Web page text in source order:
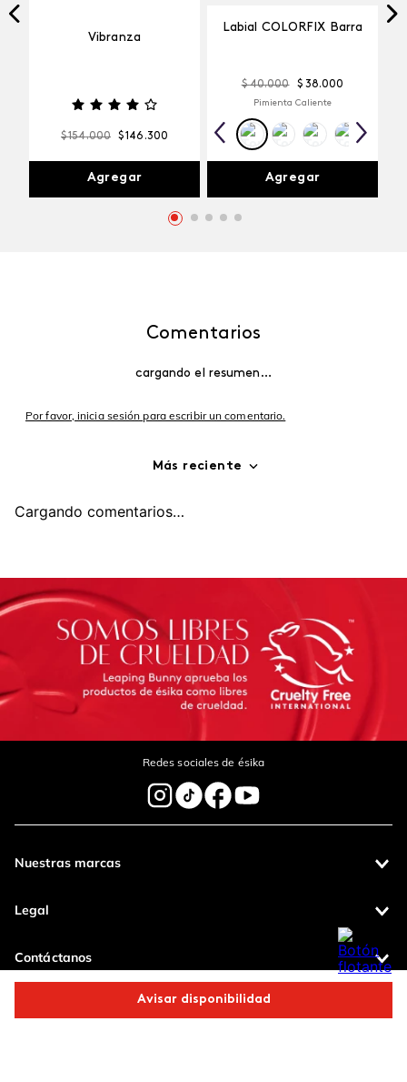
Avisar disponibilidad
Vibranza
$154.000 $146 .300
Agregar
Labial COLORFIX Barra
$ 40.000 $ 38.000
Pimienta Caliente
Agregar
Comentarios
cargando el resumen…
Por favor, inicia sesión para escribir un comentario.
Más reciente
Cargando comentarios…
Redes sociales de ésika
Nuestras marcas
Legal
Contáctanos
Pagos 100%
Entregas a todo